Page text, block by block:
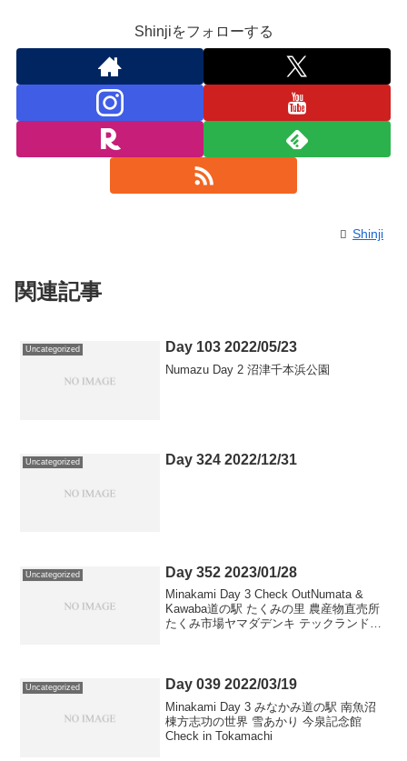
Shinjiをフォローする
Shinji
関連記事
Uncategorized Day 103 2022/05/23
Numazu Day 2 沼津千本浜公園
Uncategorized Day 324 2022/12/31
Uncategorized Day 352 2023/01/28
Minakami Day 3 Check OutNumata &
Kawaba道の駅 たくみの里 農産物直売所
たくみ市場ヤマダデンキ テックランド沼
Uncategorized Day 039 2022/03/19
Minakami Day 3 みなかみ道の駅 南魚沼
棟方志功の世界 雪あかり 今泉記念館
Check in Tokamachi